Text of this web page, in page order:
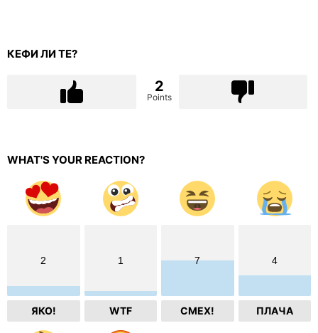
КЕФИ ЛИ ТЕ?
2
Points
WHAT'S YOUR REACTION?
2
ЯКО!
1
WTF
7
СМЕХ!
4
ПЛАЧА